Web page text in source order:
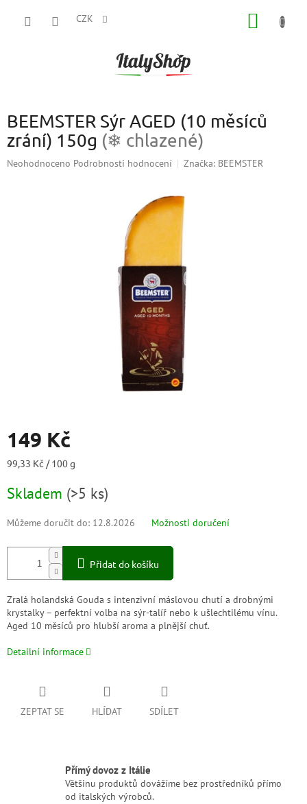
CZK
BEEMSTER Sýr AGED (10 měsíců
zrání) 150g (❄ chlazené)
Průměrné
Neohodnoceno Podrobnosti hodnocení Značka: BEEMSTER
149 Kč
Měrná
99,33 Kč / 100 g
Skladem (>5 ks)
Můžeme doručit do: 12.8.2026 Možnosti doručení
Přidat do košíku
Zralá holandská Gouda s intenzivní máslovou chutí a drobnými
krystalky – perfektní volba na sýr-talíř nebo k ušlechtilému vínu.
Aged 10 měsíců pro hlubší aroma a plnější chuť.
Detailní informace
ZEPTAT SE HLÍDAT SDÍLET
Přímý dovoz z Itálie
Většinu produktů dovážíme bez prostředníků přímo
od italských výrobců.